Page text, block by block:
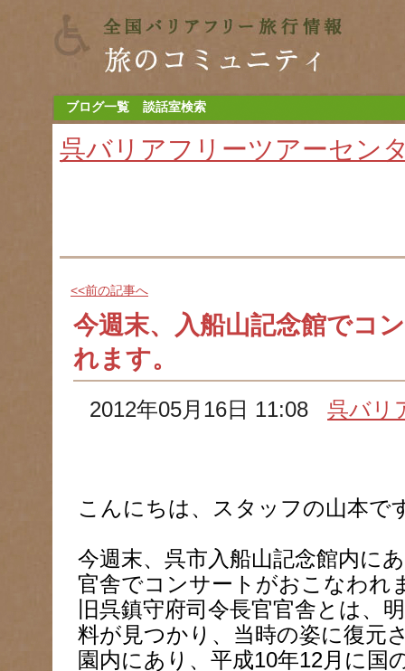
ブログ一覧 談話室検索
呉バリアフリーツアーセン
<<前の記事へ
今週末、入船山記念館でコ
れます。
2012年05月16日 11:08呉バリ
こんにちは、スタッフの山本で
今週末、呉市入船山記念館内に
官舎でコンサートがおこなわれ
旧呉鎮守府司令長官官舎とは、
料が見つかり、当時の姿に復元
園内にあり、平成10年12月に国